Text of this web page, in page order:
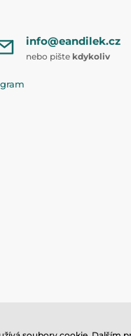
info@eandilek.cz
nebo pište kdykoliv